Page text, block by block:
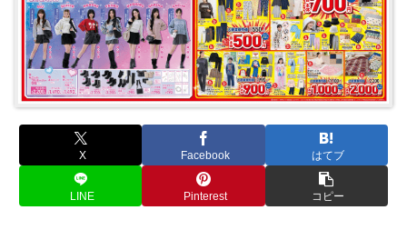
X Facebook はてブ
LINE Pinterest コピー